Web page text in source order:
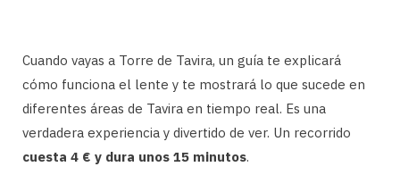
Cuando vayas a Torre de Tavira, un guía te explicará
cómo funciona el lente y te mostrará lo que sucede en
diferentes áreas de Tavira en tiempo real. Es una
verdadera experiencia y divertido de ver. Un recorrido
cuesta 4 € y dura unos 15 minutos.